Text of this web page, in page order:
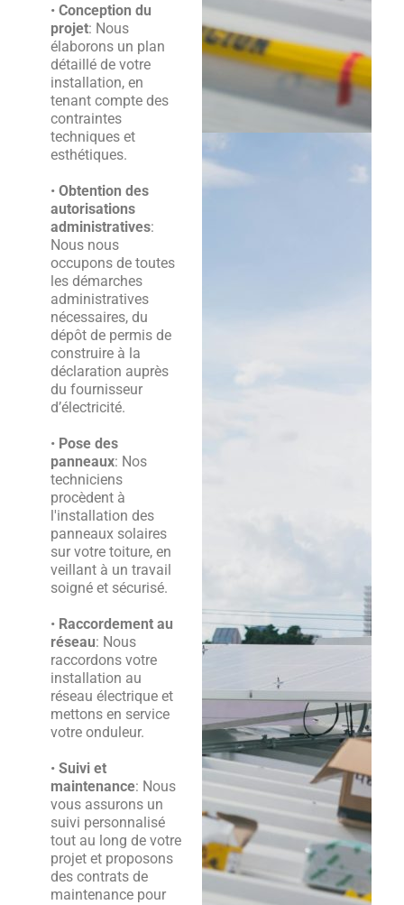
• Conception du
projet: Nous
élaborons un plan
détaillé de votre
installation, en
tenant compte des
contraintes
techniques et
esthétiques.
• Obtention des
autorisations
administratives:
Nous nous
occupons de toutes
les démarches
administratives
nécessaires, du
dépôt de permis de
construire à la
déclaration auprès
du fournisseur
d’électricité.
• Pose des
panneaux: Nos
techniciens
procèdent à
l'installation des
panneaux solaires
sur votre toiture, en
veillant à un travail
soigné et sécurisé.
• Raccordement au
réseau: Nous
raccordons votre
installation au
réseau électrique et
mettons en service
votre onduleur.
• Suivi et
maintenance: Nous
vous assurons un
suivi personnalisé
tout au long de votre
projet et proposons
des contrats de
maintenance pour